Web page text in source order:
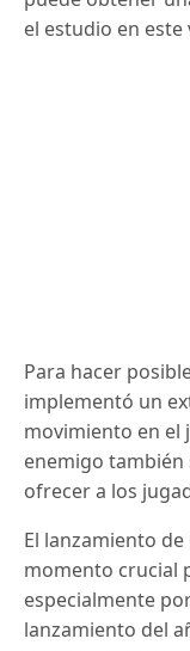
el estudio en
Para hacer
implementó un
movimiento en el
enemigo
ofrecer a los
El lanzamiento
momento crucial
especialmente
lanzamiento del